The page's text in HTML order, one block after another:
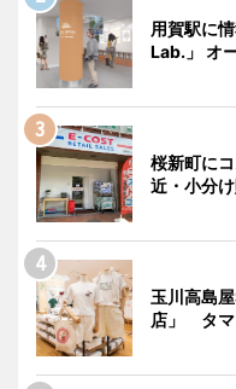
用賀駅に
Lab.」 オ
桜新町に
近・小分
玉川高島
店」 タマ